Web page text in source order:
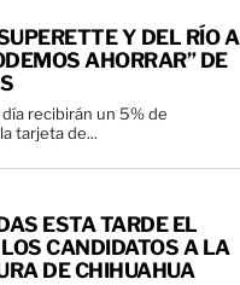
Y DEL RÍO A
AHORRAR” DE
recibirán un 5% de
tarjeta de...
ESTA TARDE EL
CANDIDATOS A LA
DE CHIHUAHUA